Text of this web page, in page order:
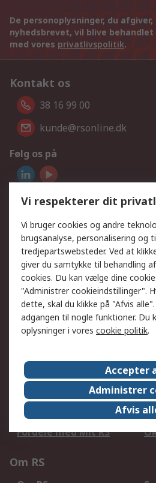
De personoplysninger, du
nyhedsbrevet, vil blive
med vores privatlivspolitik.
Kontakt os
38 16 99 00
kunde@rsonline.dk
Følg os på
Vi accepterer
Serviceløsninger
Procurementløsninger
Kalibrering
DesignSpark
Dit lokale salgsteam
Support
Få hjælp
Levering
Fakturakopi
Fordele med Mit RS
Om RS
Vi respekterer dit
Vi bruger cookies og andre
brugsanalyse, personalisering og
tredjepartswebsteder. Ved at
giver du samtykke til behandling
cookies. Du kan vælge dine
"Administrer cookieindstillinger".
dette, skal du klikke på "Afvis
adgangen til nogle funktioner. Du
oplysninger i vores cookie politik.
Accepter
Administrer
Afvis